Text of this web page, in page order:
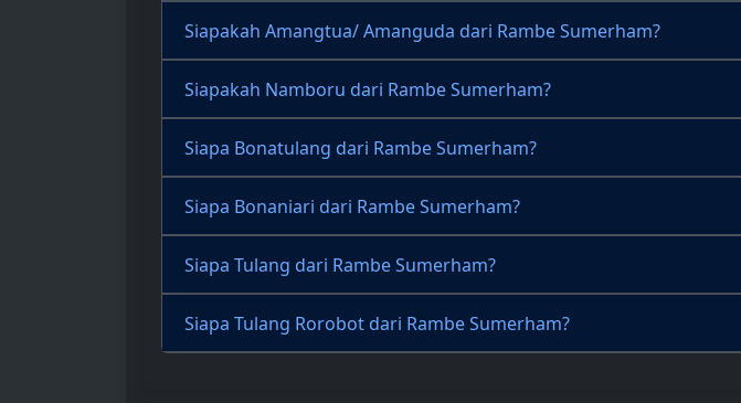
Siapakah Amangtua/ Amanguda dari Rambe Sumerham?
Siapakah Namboru dari Rambe Sumerham?
Siapa Bonatulang dari Rambe Sumerham?
Siapa Bonaniari dari Rambe Sumerham?
Siapa Tulang dari Rambe Sumerham?
Siapa Tulang Rorobot dari Rambe Sumerham?